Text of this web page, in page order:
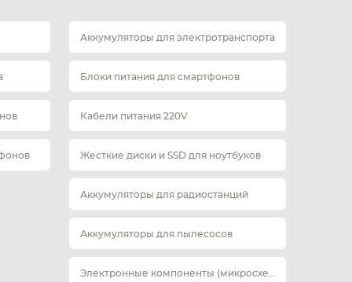
Аккумуляторы для электротранспорта
Блоки питания для смартфонов
Кабели питания 220V
Жесткие диски и SSD для ноутбуков
Аккумуляторы для радиостанций
Аккумуляторы для пылесосов